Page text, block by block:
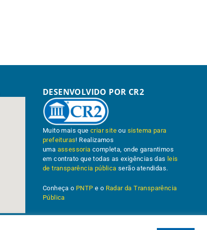
DESENVOLVIDO POR CR2
Muito mais quecriar site ou sistema para
prefeituras! Realizamos
uma assessoria completa, onde garantimos
em contrato que todas as exigências das leis
de transparência pública serão atendidas.
Conheça o PNTP e o Radar da Transparência
Pública